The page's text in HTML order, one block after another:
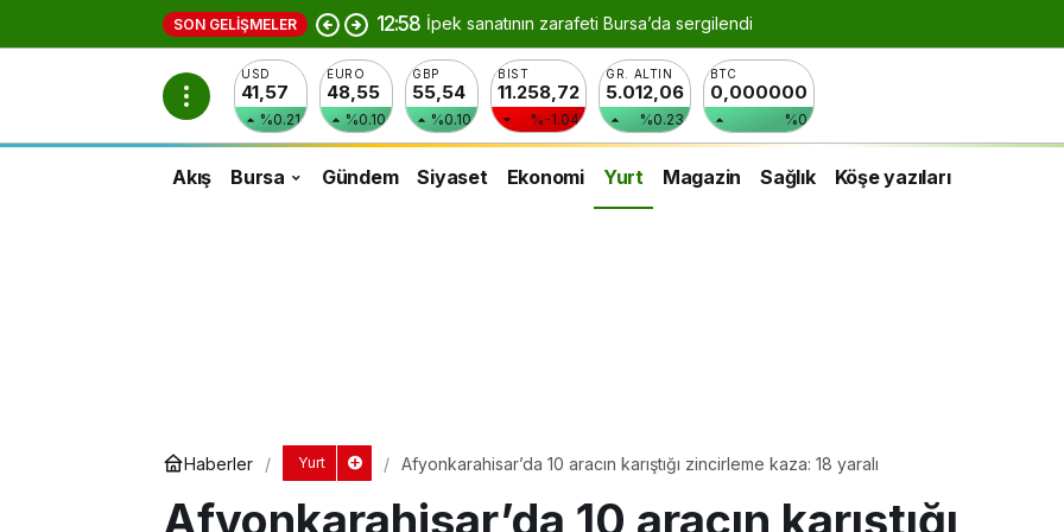
SON GELIŞMELER 12:58 İpek sanatının zarafeti Bursa’da sergilendi
USD
41,57
%0.21
EURO
48,55
%0.10
GBP
55,54
%0.10
BIST
11.258,72
%-1.04
GR. ALTIN
5.012,06
%0.23
BTC
0,000000
%0
Akış Bursa Gündem Siyaset Ekonomi Yurt Magazin Sağlık Köşe yazıları
Haberler Yurt Afyonkarahisar’da 10 aracın karıştığı zincirleme kaza: 18 yaralı
Afyonkarahisar’da 10 aracın karıştığı